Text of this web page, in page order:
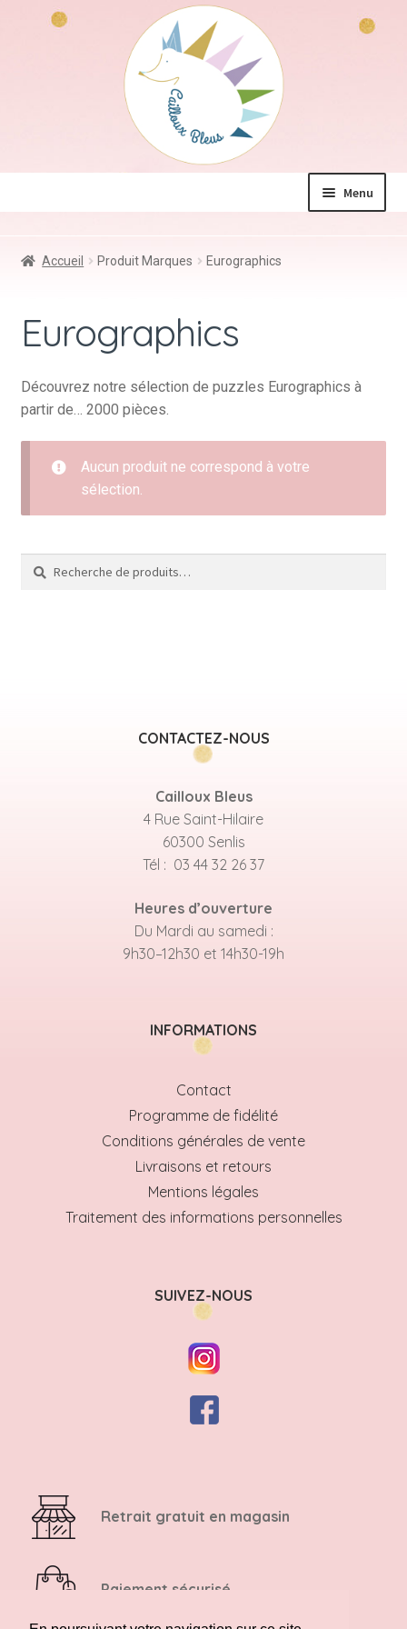
Menu
Jeux & Jouets
Coin des mamans
Kdo à – de 10€
Accueil Produit Marques Eurographics
Eurographics
Découvrez notre sélection de puzzles Eurographics à
partir de… 2000 pièces.
Aucun produit ne correspond à votre
sélection.
Recherche
pour :
Recherche
CONTACTEZ-NOUS
Cailloux Bleus
4 Rue Saint-Hilaire
60300 Senlis
Tél : 03 44 32 26 37
Heures d’ouverture
Du Mardi au samedi :
9h30–12h30 et 14h30-19h
INFORMATIONS
Contact
Programme de fidélité
Conditions générales de vente
Livraisons et retours
Mentions légales
Traitement des informations personnelles
SUIVEZ-NOUS
Retrait gratuit en magasin
Paiement sécurisé